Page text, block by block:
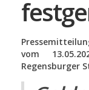
vom
Regensburger